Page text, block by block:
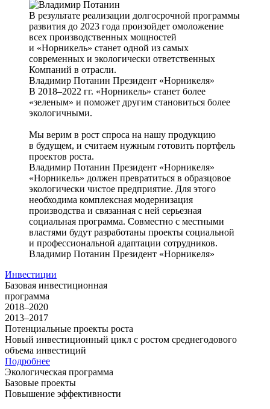
В результате реализации долгосрочной программы
развития до 2023 года произойдет омоложение
всех производственных мощностей
и «Норникель» станет одной из самых
современных и экологически ответственных
Компаний в отрасли.
Владимир Потанин Президент «Норникеля»
В 2018–2022 гг. «Норникель» станет более
«зеленым» и поможет другим становиться более
экологичными.
Мы верим в рост спроса на нашу продукцию
в будущем, и считаем нужным готовить портфель
проектов роста.
Владимир Потанин Президент «Норникеля»
«Норникель» должен превратиться в образцовое
экологически чистое предприятие. Для этого
необходима комплексная модернизация
производства и связанная с ней серьезная
социальная программа. Совместно с местными
властями будут разработаны проекты социальной
и профессиональной адаптации сотрудников.
Владимир Потанин Президент «Норникеля»
Инвестиции
Базовая инвестиционная
программа
2018–2020
2013–2017
Потенциальные проекты роста
Новый инвестиционный цикл с ростом среднегодового
объема инвестиций
Подробнее
Экологическая программа
Базовые проекты
Повышение эффективности